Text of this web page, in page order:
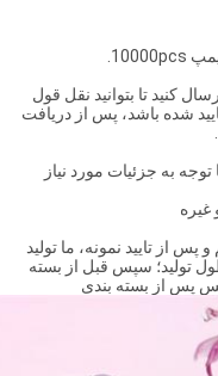
کنید تا بتوانید نقل قول
شده باشد، پس از دریافت
به جزئیات مورد نیاز
و پس از تایید نمونه، ما تولید
خواهیم کرد. بازرسی 100٪ در طول تولید؛ سپس قبل از بسته
پس از بسته بندی